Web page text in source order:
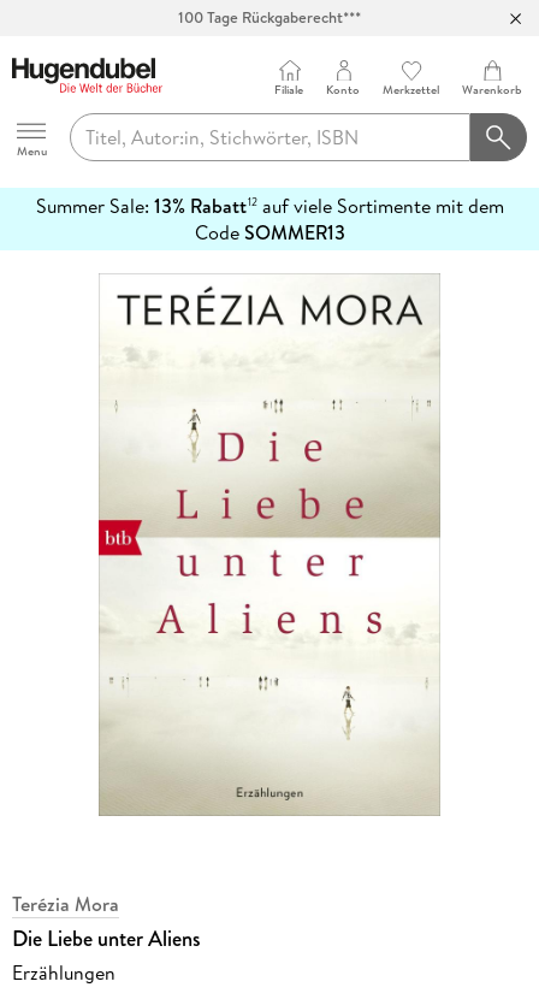
100 Tage Rückgaberecht***
Hugendubel
Menu
Filiale Konto Merkzettel Warenkorb
Summer Sale: 13% Rabatt12auf viele Sortimente mit dem
CodeSOMMER13
erfahren
Terézia Mora
Die Liebe unter Aliens
Erzählungen